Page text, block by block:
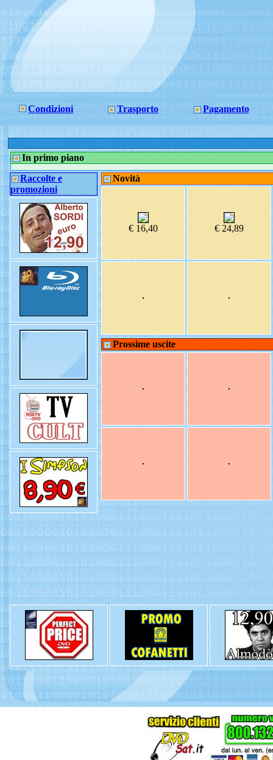
Condizioni Trasporto Pagamento
In primo piano
Raccolte e
promozioni
Novità
€ 16,40 € 24,89
Prossime uscite